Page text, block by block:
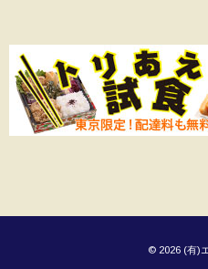
© 2026 (有)